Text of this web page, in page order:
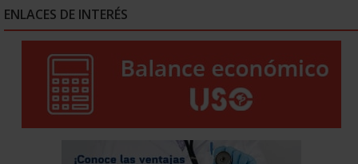
ENLACES DE INTERÉS